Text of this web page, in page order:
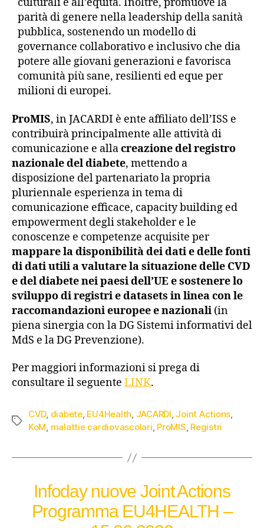
parità di genere nella leadership della sanità
pubblica, sostenendo un modello di
governance collaborativo e inclusivo che dia
potere alle giovani generazioni e favorisca
comunità più sane, resilienti ed eque per
milioni di europei.
ProMIS, in JACARDI è ente affiliato dell’ISS e
contribuirà principalmente alle attività di
comunicazione e allacreazione del registro
nazionale del diabete, mettendo a
disposizione del partenariato la propria
pluriennale esperienza in tema di
comunicazione efficace, capacity building ed
empowerment degli stakeholder e le
conoscenze e competenze acquisite per
mappare la disponibilità dei dati e delle fonti
di dati utili a valutare la situazione delle CVD
e del diabete nei paesi dell’UE e sostenere lo
sviluppo di registri e datasets in linea con le
raccomandazioni europee e nazionali (in
piena sinergia con la DG Sistemi informativi del
MdS e la DG Prevenzione).
Per maggiori informazioni si prega di
consultare il seguente LINK.
CVD, diabete, EU4Health, JACARDI, Joint Actions,
KoM, malattie cardiovascolari, ProMIS, Registri
Infoday nuove Joint Actions
Programma EU4HEALTH –